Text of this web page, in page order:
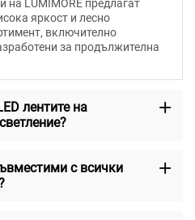
на LUMIMORE предлагат
яркост и лесно
включително
за продължителна
лентите на
с всички